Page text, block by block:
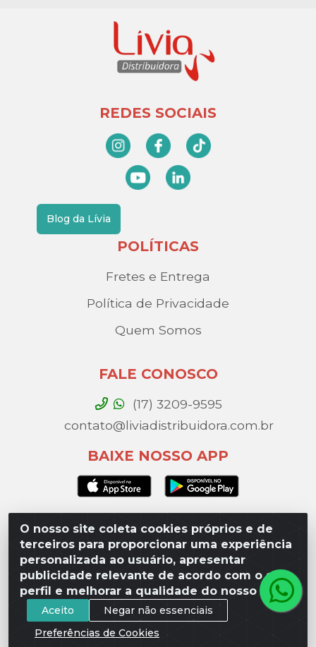
O nosso site coleta cookies próprios e de
terceiros para proporcionar uma experiência
personalizada ao usuário, apresentar
publicidade relevante de acordo com o seu
perfil e melhorar a qualidade do nosso site.
Aceito
Negar não essenciais
Preferências de Cookies
REDES SOCIAIS
Blog da Lívia
POLÍTICAS
Fretes e Entrega
Política de Privacidade
Quem Somos
FALE CONOSCO
(17) 3209-9595
contato@liviadistribuidora.com.br
BAIXE NOSSO APP
Lívia Distribuidora - Av. Percy Gandini, 329 – Vila
Toninho, São José do Rio Preto / SP - CEP 15077-
000 - CNPJ 49.975.923/0003-10